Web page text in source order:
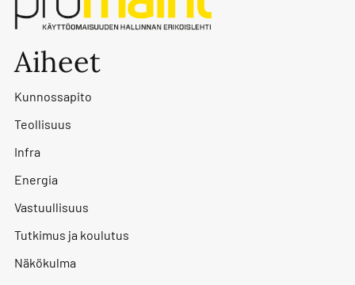
Aiheet
Kunnossapito
Teollisuus
Infra
Energia
Vastuullisuus
Tutkimus ja koulutus
Näkökulma